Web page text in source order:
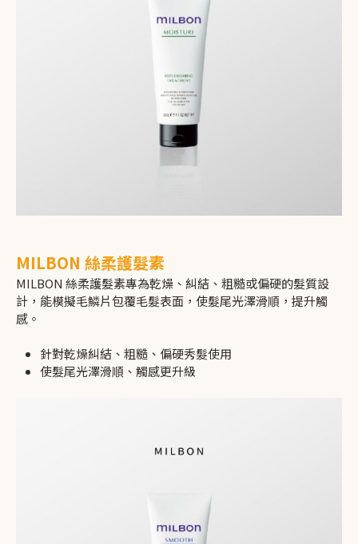
MILBON 絲柔護髮素
MILBON 絲柔護髮素專為乾燥、糾結、粗糙或偏硬的髮質設
計，能模擬毛鱗片包覆毛髮表面，使髮尾光澤滑順，提升觸
感。
針對乾燥糾結、粗糙、偏硬秀髮使用
使髮尾光澤滑順、觸感更升級